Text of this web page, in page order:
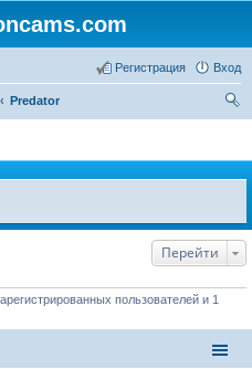
Вход
Регистрация
Predator
Перейти
пользователей и 1